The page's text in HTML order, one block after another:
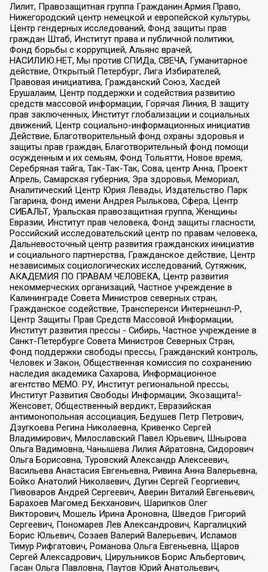
Лилит, Правозащитная группа Гражданин.Армия.Право,
Нижегородский центр немецкой и европейской культуры,
Центр гендерных исследований, Фонд защиты прав
граждан Штаб, Институт права и публичной политики,
Фонд борьбы с коррупцией, Альянс врачей,
НАСИЛИЮ.НЕТ, Мы против СПИДа, СВЕЧА, Гуманитарное
действие, Открытый Петербург, Лига Избирателей,
Правовая инициатива, Гражданский Союз, Хасдей
Ерушалаим, Центр поддержки и содействия развитию
средств массовой информации, Горячая Линия, В защиту
прав заключенных, Институт глобализации и социальных
движений, Центр социально-информационных инициатив
Действие, Благотворительный фонд охраны здоровья и
защиты прав граждан, Благотворительный фонд помощи
осужденным и их семьям, Фонд Тольятти, Новое время,
Серебряная тайга, Так-Так-Так, Сова, центр Анна, Проект
Апрель, Самарская губерния, Эра здоровья, Мемориал,
Аналитический Центр Юрия Левады, Издательство Парк
Гагарина, Фонд имени Андрея Рылькова, Сфера, Центр
СИБАЛЬТ, Уральская правозащитная группа, Женщины
Евразии, Институт прав человека, Фонд защиты гласности,
Российский исследовательский центр по правам человека,
Дальневосточный центр развития гражданских инициатив
и социального партнерства, Гражданское действие, Центр
независимых социологических исследований, Сутяжник,
АКАДЕМИЯ ПО ПРАВАМ ЧЕЛОВЕКА, Центр развития
некоммерческих организаций, Частное учреждение в
Калининграде Совета Министров северных стран,
Гражданское содействие, Трансперенси Интернешнл-Р,
Центр Защиты Прав Средств Массовой Информации,
Институт развития прессы - Сибирь, Частное учреждение в
Санкт-Петербурге Совета Министров Северных Стран,
Фонд поддержки свободы прессы, Гражданский контроль,
Человек и Закон, Общественная комиссия по сохранению
наследия академика Сахарова, Информационное
агентство МЕМО. РУ, Институт региональной прессы,
Институт Развития Свободы Информации, Экозащита!-
Женсовет, Общественный вердикт, Евразийская
антимонопольная ассоциация, Бедушев Петр Петрович,
Дзугкоева Регина Николаевна, Кривенко Сергей
Владимирович, Милославский Павел Юрьевич, Шнырова
Ольга Вадимовна, Чанышева Лилия Айратовна, Сидорович
Ольга Борисовна, Туровский Александр Алексеевич,
Васильева Анастасия Евгеньевна, Ривина Анна Валерьевна,
Бойко Анатолий Николаевич, Дугин Сергей Георгиевич,
Пивоваров Андрей Сергеевич, Аверин Виталий Евгеньевич,
Барахоев Магомед Бекханович, Шарипков Олег
Викторович, Мошель Ирина Ароновна, Шведов Григорий
Сергеевич, Пономарев Лев Александрович, Каргалицкий
Борис Юльевич, Созаев Валерий Валерьевич, Исламов
Тимур Рифгатович, Романова Ольга Евгеньевна, Щаров
Сергей Алексадрович, Цирульников Борис Альбертович,
Гасан Ольга Павловна, Паутов Юрий Анатольевич,